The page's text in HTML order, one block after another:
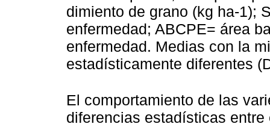
dimiento de grano (kg ha-1);
enfermedad; ABCPE= área
enfermedad. Medias con la
estadísticamente diferentes
El comportamiento de las
diferencias estadísticas